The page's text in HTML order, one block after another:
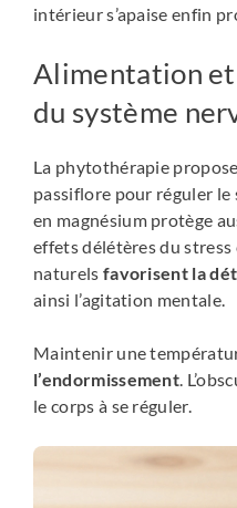
intérieur s’apaise enfin
Alimentation
du système
La phytothérapie
passiflore pour réguler
en magnésium protège
effets délétères du stress
naturels favorisent la
ainsi l’agitation mentale.
Maintenir une
l’endormissement.
le corps à se réguler.